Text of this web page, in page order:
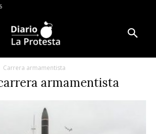
Carrera armamentista
armamentista